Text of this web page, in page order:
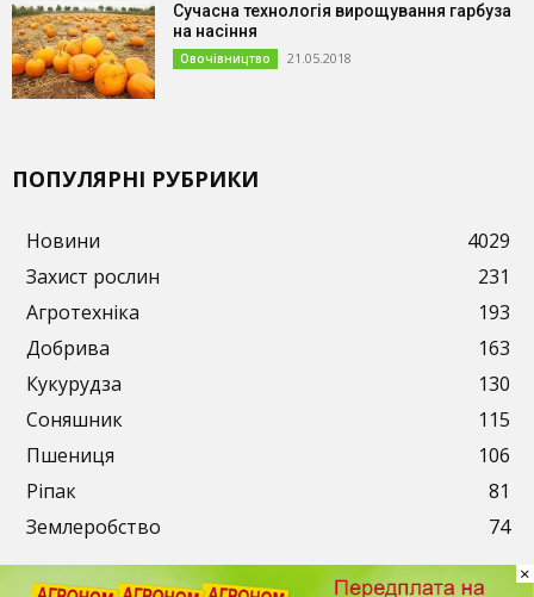
Сучасна технологія вирощування гарбуза
на насіння
Овочівництво 21.05.2018
ПОПУЛЯРНІ РУБРИКИ
Новини
4029
Захист рослин
231
Агротехніка
193
Добрива
163
Кукурудза
130
Соняшник
115
Пшениця
106
Ріпак
81
Землеробство
74
×